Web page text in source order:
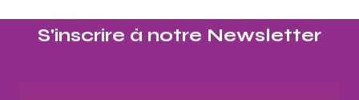
S'inscrire à notre Newsletter​